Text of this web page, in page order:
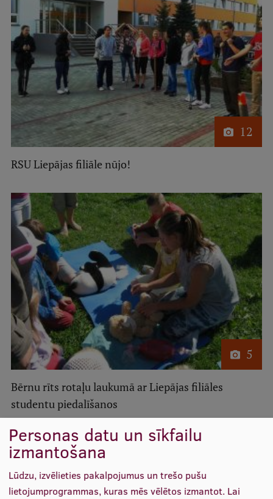
Reitingi
Virtuālā tūre
Ilgtspējīga attīstība
Studiju un vides pieejamība
Dati par 2025. gadu
Suvenīri un grāmatas
Ētikas un līdztiesības mācības
Atvērtā universitāte
Sagatavošanas kursi
Profesionālās pilnveides kursi
ESF kvalifikācijas celšanas kursi
Pedagoģiskās izaugsmes centrs
Kvalifikācijas atbilstības pārbaude
Pētniecība
Zinātniskie institūti un laboratorijas
12
RSU Liepājas filiāle nūjo!
5
Bērnu rīts rotaļu laukumā ar Liepājas filiāles
studentu piedalīšanos
Personas datu un sīkfailu
izmantošana
Lūdzu, izvēlieties pakalpojumus un trešo pušu
lietojumprogrammas, kuras mēs vēlētos izmantot. Lai